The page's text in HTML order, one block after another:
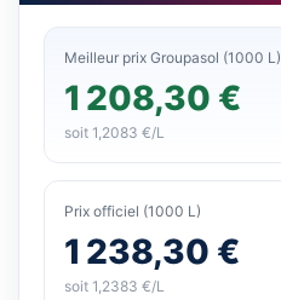
Meilleur prix Groupasol (1000 L)
1 208,30 €
soit 1,2083 €/L
Prix officiel (1000 L)
1 238,30 €
soit 1,2383 €/L